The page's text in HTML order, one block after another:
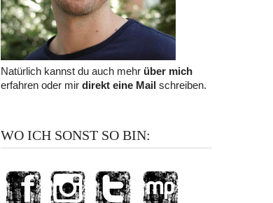
Natürlich kannst du auch mehr über mich
erfahren oder mirdirekt eine Mail schreiben.
WO ICH SONST SO BIN: